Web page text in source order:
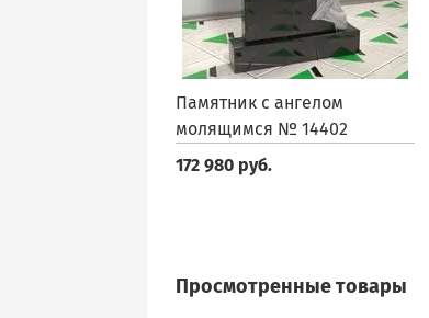
Памятник с ангелом
молящимся № 14402
172 980 руб.
Просмотренные товары